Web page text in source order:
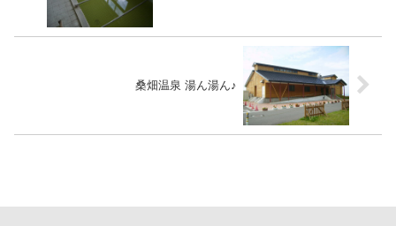
桑畑温泉 湯ん湯ん♪